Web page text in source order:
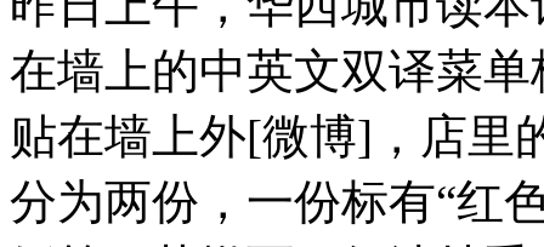
在墙上的中英文双译菜
贴在墙上外[微博]，店里
分为两份，一份标有“红